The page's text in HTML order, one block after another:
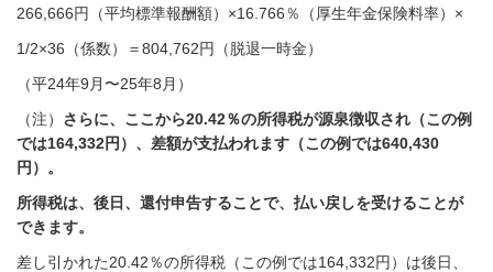
266,666円
（平均標準報酬額） ×16.766％ （厚生年金保険料率） ×
1/2×36 （係数） ＝804,762円
（脱退一時金）
（平24年9月〜25年8月）
（注） さらに、ここから20.42％の所得税が源泉徴収され（この例
では164,332円）、差額が支払われます（この例では640,430
円）。
所得税は、後日、還付申告することで、払い戻しを受けることが
できます。
差し引かれた20.42％の所得税（この例では164,332円）は後日、